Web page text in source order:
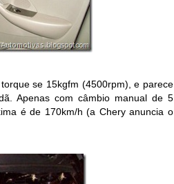
se 15kgfm (4500rpm), e parece
Apenas com câmbio manual de 5
é de 170km/h (a Chery anuncia o